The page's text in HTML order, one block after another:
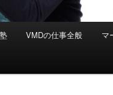
VMDの仕事全般 マ